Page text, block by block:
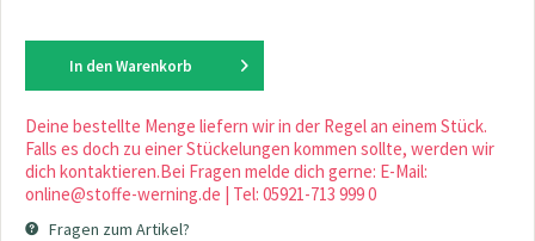
In den Warenkorb
Deine bestellte Menge liefern wir in der Regel an einem Stück.
Falls es doch zu einer Stückelungen kommen sollte, werden wir
dich kontaktieren.Bei Fragen melde dich gerne: E-Mail:
online@stoffe-werning.de | Tel: 05921-713 999 0
Fragen zum Artikel?